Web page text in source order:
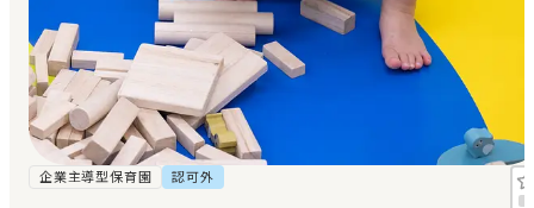
お気に入り
見学日記
メッセージ
企業主導型保育園 認可外